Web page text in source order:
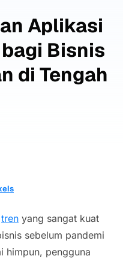
Aplikasi
Bisnis
di Tengah
tren yang sangat kuat
sebelum pandemi
himpun, pengguna